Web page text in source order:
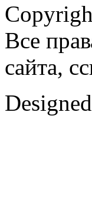
Все
сайта,